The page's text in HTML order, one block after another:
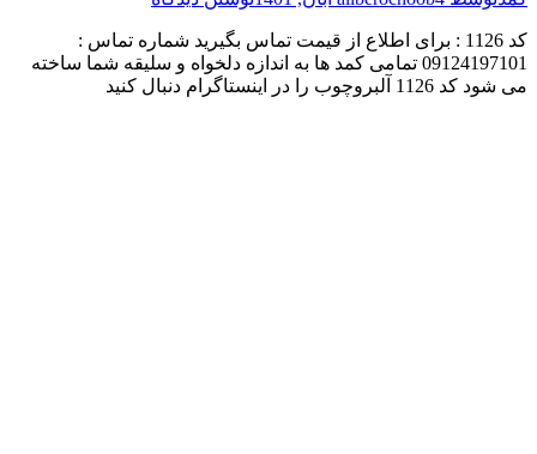
کد 1126 : برای اطلاع از قیمت تماس بگیرید شماره تماس :
09124197101 تمامی کمد ها به اندازه دلخواه و سلیقه شما ساخته
می شود کد 1126 آلبروچوب را در اینستاگرام دنبال کنید